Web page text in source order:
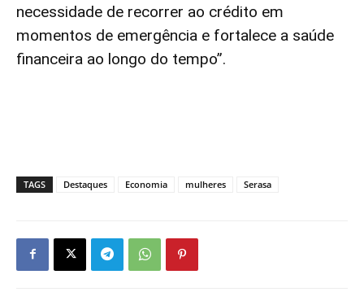
necessidade de recorrer ao crédito em
momentos de emergência e fortalece a saúde
financeira ao longo do tempo”.
TAGS Destaques Economia mulheres Serasa